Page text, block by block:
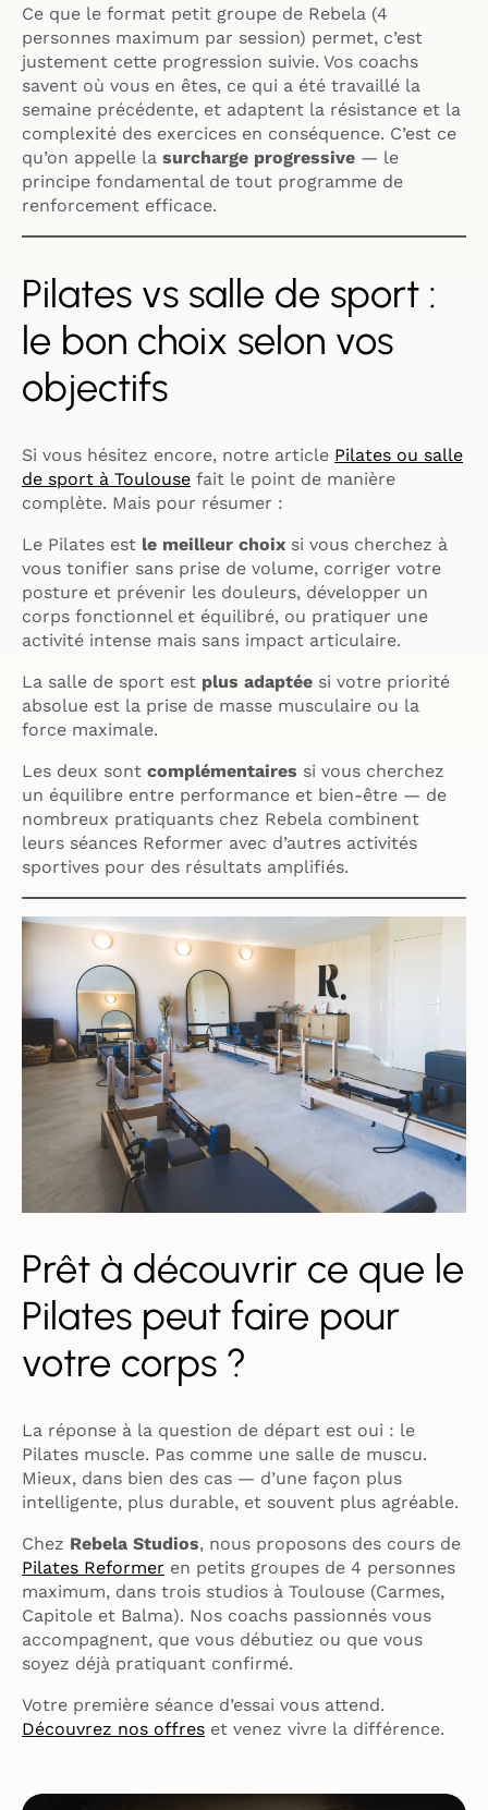
Ce que le format petit groupe de Rebela (4
personnes maximum par session) permet, c’est
justement cette progression suivie. Vos coachs
savent où vous en êtes, ce qui a été travaillé la
semaine précédente, et adaptent la résistance et la
complexité des exercices en conséquence. C’est ce
qu’on appelle la surcharge progressive — le
principe fondamental de tout programme de
renforcement efficace.
Pilates vs salle de sport :
le bon choix selon vos
objectifs
Si vous hésitez encore, notre article Pilates ou salle
de sport à Toulouse fait le point de manière
complète. Mais pour résumer :
Le Pilates est le meilleur choix si vous cherchez à
vous tonifier sans prise de volume, corriger votre
posture et prévenir les douleurs, développer un
corps fonctionnel et équilibré, ou pratiquer une
activité intense mais sans impact articulaire.
La salle de sport est plus adaptée si votre priorité
absolue est la prise de masse musculaire ou la
force maximale.
Les deux sont complémentaires si vous cherchez
un équilibre entre performance et bien-être — de
nombreux pratiquants chez Rebela combinent
leurs séances Reformer avec d’autres activités
sportives pour des résultats amplifiés.
Prêt à découvrir ce que le
Pilates peut faire pour
votre corps ?
La réponse à la question de départ est oui : le
Pilates muscle. Pas comme une salle de muscu.
Mieux, dans bien des cas — d’une façon plus
intelligente, plus durable, et souvent plus agréable.
Chez Rebela Studios, nous proposons des cours de
Pilates Reformer en petits groupes de 4 personnes
maximum, dans trois studios à Toulouse (Carmes,
Capitole et Balma). Nos coachs passionnés vous
accompagnent, que vous débutiez ou que vous
soyez déjà pratiquant confirmé.
Votre première séance d’essai vous attend.
Découvrez nos offres et venez vivre la différence.